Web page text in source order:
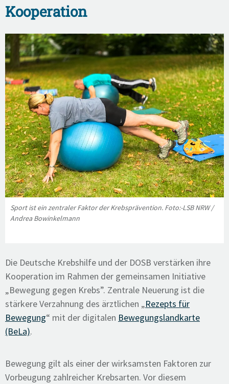
Kooperation
Sport ist ein zentraler Faktor der Krebsprävention. Foto:-LSB NRW /
Andrea Bowinkelmann
Die Deutsche Krebshilfe und der DOSB verstärken ihre
Kooperation im Rahmen der gemeinsamen Initiative
„Bewegung gegen Krebs”. Zentrale Neuerung ist die
stärkere Verzahnung des ärztlichen „Rezepts für
Bewegung“ mit der digitalen Bewegungslandkarte
(BeLa).
Bewegung gilt als einer der wirksamsten Faktoren zur
Vorbeugung zahlreicher Krebsarten. Vor diesem